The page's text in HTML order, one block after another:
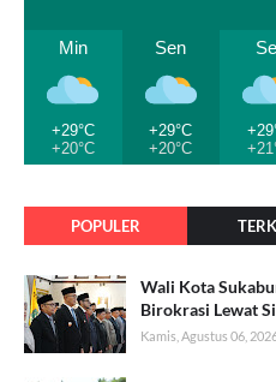
Min
+29°C
+20°C
Sen
+29°C
+20°C
POPULER
Wali Kota
Birokrasi Lewat
Kamis, Agustus 06,